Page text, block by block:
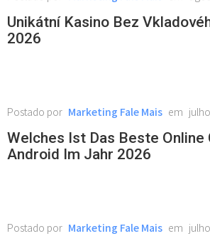
Unikátní Kasino Bez
2026
Welches Ist Das Beste Online
Android Im Jahr 2026
Marketing Fale Mais
Marketing Fale Mais